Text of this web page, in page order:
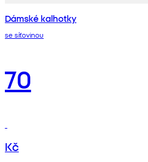
Dámské kalhotky
se síťovinou
70
Kč